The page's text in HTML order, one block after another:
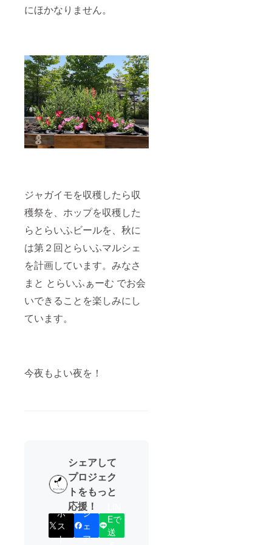
にほかなりません。
ジャガイモを収穫したら収
穫祭を、ホップを収穫した
らとらいふビールを、秋に
は第２回とらいふマルシェ
を計画しています。みなさ
まと とらいふぁーむ でお会
いできることを楽しみにし
ています。
今夜もよい夜を！
シェアして
プロジェク
トをもっと
応援！
ポ
ス
ト
シ
ェ
ア
Eで
送